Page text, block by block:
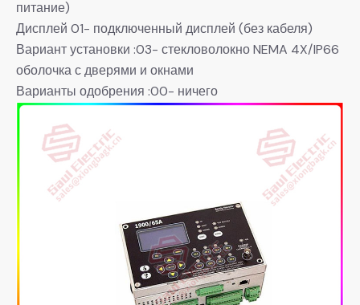
питание)
Дисплей 01- подключенный дисплей (без кабеля)
Вариант установки :03- стекловолокно NEMA 4X/IP66
оболочка с дверями и окнами
Варианты одобрения :00- ничего